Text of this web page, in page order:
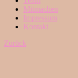
Mitmachen
Impressum
Kontakt
Zurück